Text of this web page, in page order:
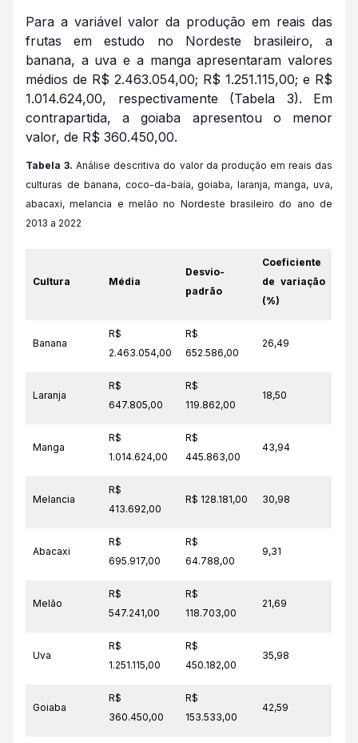
Para a variável valor da produção em reais das
frutas em estudo no Nordeste brasileiro, a
banana, a uva e a manga apresentaram valores
médios de R$ 2.463.054,00; R$ 1.251.115,00; e R$
1.014.624,00, respectivamente (Tabela 3). Em
contrapartida, a goiaba apresentou o menor
valor, de R$ 360.450,00.
Tabela 3. Análise descritiva do valor da produção em reais das
culturas de banana, coco-da-baía, goiaba, laranja, manga, uva,
abacaxi, melancia e melão no Nordeste brasileiro do ano de
2013 a 2022
Cultura Média
Desvio-
padrão
Coeficiente
de variação
(%)
Banana
R$
2.463.054,00
R$
652.586,00
26,49
Laranja
R$
647.805,00
R$
119.862,00
18,50
Manga
R$
1.014.624,00
R$
445.863,00
43,94
Melancia
R$
413.692,00
R$ 128.181,00 30,98
Abacaxi
R$
695.917,00
R$
64.788,00
9,31
Melão
R$
547.241,00
R$
118.703,00
21,69
Uva
R$
1.251.115,00
R$
450.182,00
35,98
Goiaba
R$
360.450,00
R$
153.533,00
42,59